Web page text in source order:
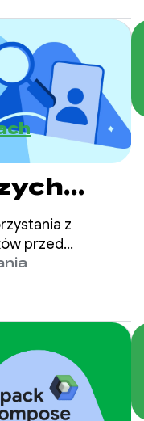
z
przed
w Google Play